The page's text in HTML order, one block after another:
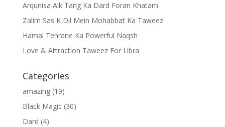
Arqunisa Aik Tang Ka Dard Foran Khatam
Zalim Sas K Dil Mein Mohabbat Ka Taweez
Hamal Tehrane Ka Powerful Naqsh
Love & Attraction Taweez For Libra
Categories
amazing(19)
Black Magic(30)
Dard (4)